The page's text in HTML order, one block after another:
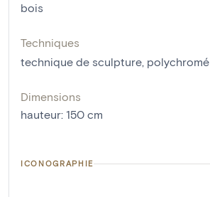
bois
Techniques
technique de sculpture, polychromé
Dimensions
hauteur: 150 cm
ICONOGRAPHIE